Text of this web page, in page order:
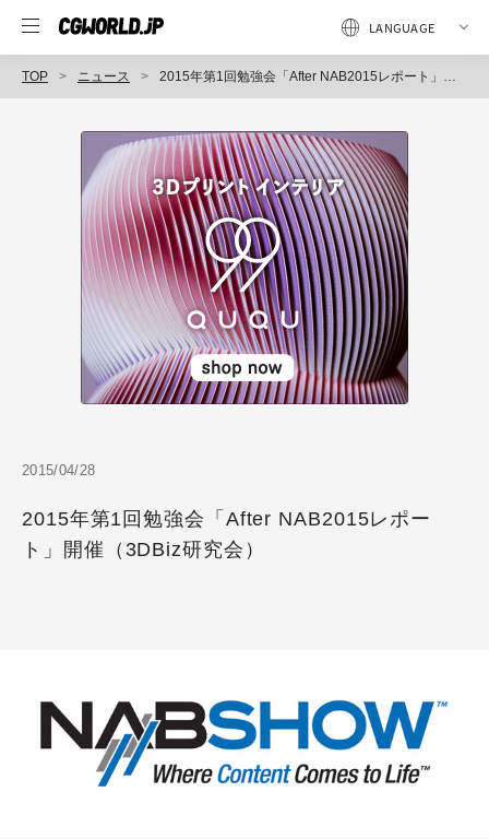
TOP ニュース 2015年第1回勉強会「After NAB2015レポート」開催（3DBiz研究会）
2015/04/28
2015年第1回勉強会「After NAB2015レポー
ト」開催（3DBiz研究会）